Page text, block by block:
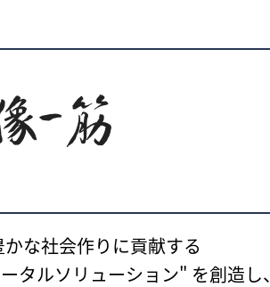
な社会作りに貢献する
タルソリューション" を創造し、